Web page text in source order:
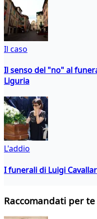
Il caso
Il senso del "no" al
Liguria
L'addio
I funerali di Luigi
Raccomandati per te